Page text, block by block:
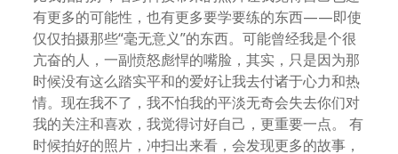
有更多的可能性，也有更多要学要练的东西——即使
仅仅拍摄那些“毫无意义”的东西。可能曾经我是个很
亢奋的人，一副愤怒彪悍的嘴脸，其实，只是因为那
时候没有这么踏实平和的爱好让我去付诸于心力和热
情。现在我不了，我不怕我的平淡无奇会失去你们对
我的关注和喜欢，我觉得讨好自己，更重要一点。 有
时候拍好的照片，冲扫出来看，会发现更多的故事，